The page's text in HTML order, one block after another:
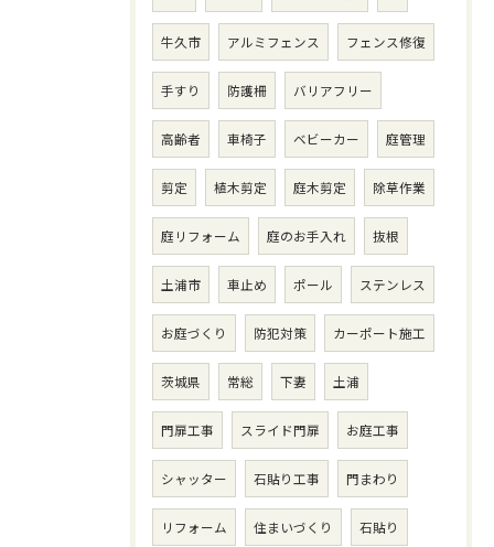
牛久市 アルミフェンス フェンス修復
手すり 防護柵 バリアフリー
高齢者 車椅子 ベビーカー 庭管理
剪定 植木剪定 庭木剪定 除草作業
庭リフォーム 庭のお手入れ 抜根
土浦市 車止め ポール ステンレス
お庭づくり 防犯対策 カーポート施工
茨城県 常総 下妻 土浦
門扉工事 スライド門扉 お庭工事
シャッター 石貼り工事 門まわり
リフォーム 住まいづくり 石貼り
お問い合わせ・ご相談はこちら